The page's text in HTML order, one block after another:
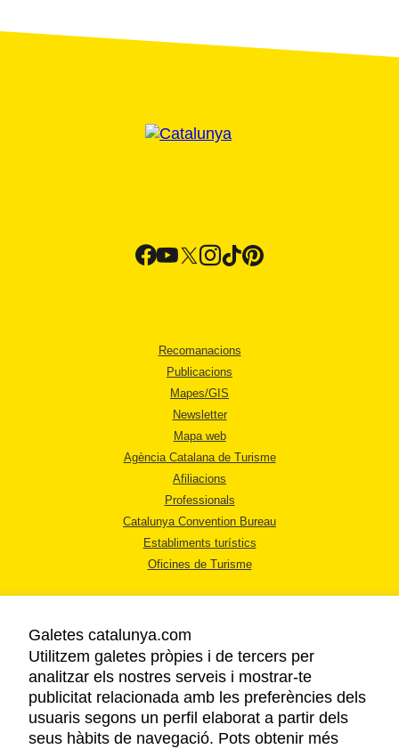
Recomanacions
Publicacions
Mapes/GIS
Newsletter
Mapa web
Agència Catalana de Turisme
Afiliacions
Professionals
Catalunya Convention Bureau
Establiments turístics
Oficines de Turisme
AVÍS LEGAL
POLÍTICA DE PRIVACITAT
COOKIES
Galetes catalunya.com
Utilitzem galetes pròpies i de tercers per
analitzar els nostres serveis i mostrar-te
publicitat relacionada amb les preferències dels
usuaris segons un perfil elaborat a partir dels
seus hàbits de navegació. Pots obtenir més